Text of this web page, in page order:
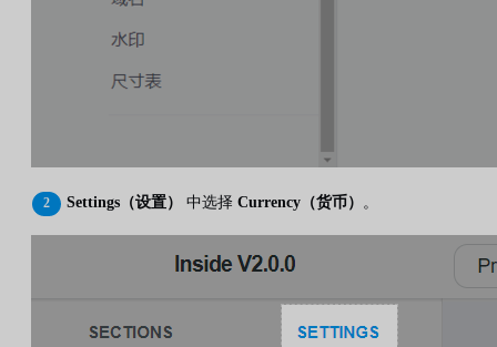
Settings（设置） 中选择 Currency（货币） 。